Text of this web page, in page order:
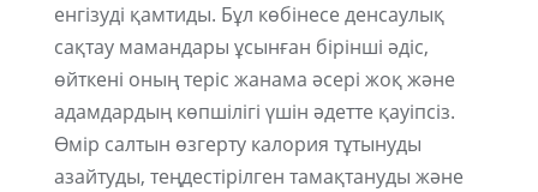
енгізуді қамтиды. Бұл көбінесе денсаулық
сақтау мамандары ұсынған бірінші әдіс,
өйткені оның теріс жанама әсері жоқ және
адамдардың көпшілігі үшін әдетте қауіпсіз.
Өмір салтын өзгерту калория тұтынуды
азайтуды, теңдестірілген тамақтануды және